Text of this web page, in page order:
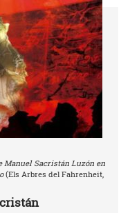
Manuel Sacristán Luzón en
(Els Arbres del Fahrenheit,